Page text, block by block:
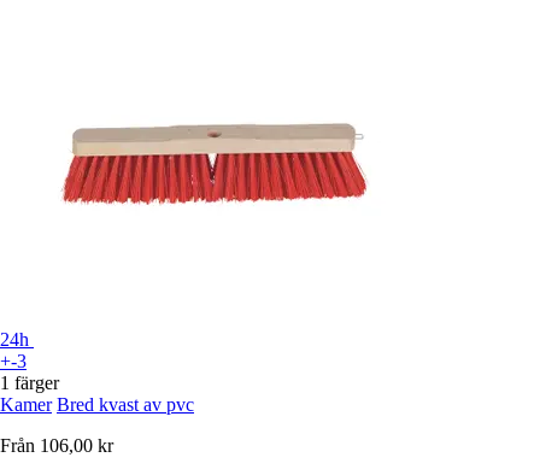
24h
+-3
1 färger
Kamer Bred kvast av pvc
Från 106,00 kr